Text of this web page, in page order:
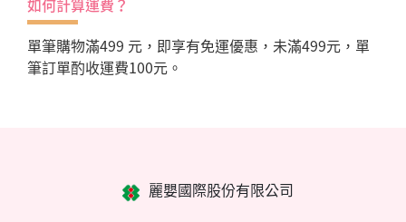
如何計算運費？
單筆購物滿499 元，即享有免運優惠，未滿499元，單
筆訂單酌收運費100元。
麗嬰國際股份有限公司